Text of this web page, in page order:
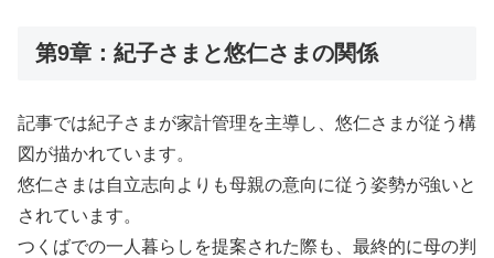
第9章：紀子さまと悠仁さまの関係
記事では紀子さまが家計管理を主導し、悠仁さまが従う構
図が描かれています。
悠仁さまは自立志向よりも母親の意向に従う姿勢が強いと
されています。
つくばでの一人暮らしを提案された際も、最終的に母の判